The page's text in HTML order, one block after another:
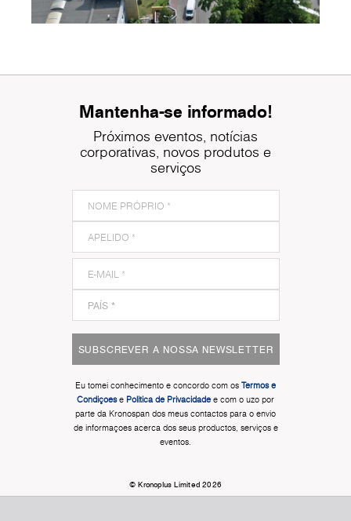
Mantenha-se informado!
Próximos eventos, notícias
corporativas, novos produtos e
serviços
SUBSCREVER A NOSSA NEWSLETTER
Eu tomei conhecimento e concordo com os Termos e
Condiçoese Politica de Privacidade e com o uzo por
parte da Kronospan dos meus contactos para o envio
de informaçoes acerca dos seus productos, serviços e
eventos.
© Kronoplus Limited 2026